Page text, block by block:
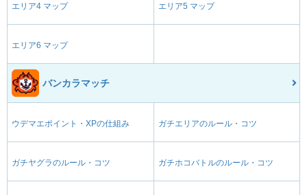
エリア4 マップ エリア5 マップ
エリア6 マップ
バンカラマッチ
ウデマエポイント・XPの仕組み ガチエリアのルール・コツ
ガチヤグラのルール・コツ ガチホコバトルのルール・コツ